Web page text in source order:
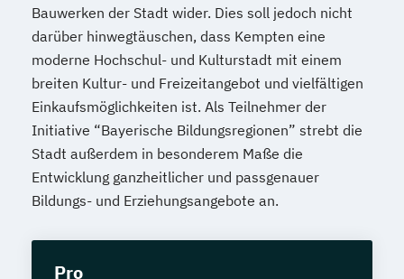
Bauwerken der Stadt wider. Dies soll jedoch nicht
darüber hinwegtäuschen, dass Kempten eine
moderne Hochschul- und Kulturstadt mit einem
breiten Kultur- und Freizeitangebot und vielfältigen
Einkaufsmöglichkeiten ist. Als Teilnehmer der
Initiative “Bayerische Bildungsregionen” strebt die
Stadt außerdem in besonderem Maße die
Entwicklung ganzheitlicher und passgenauer
Bildungs- und Erziehungsangebote an.
Pro